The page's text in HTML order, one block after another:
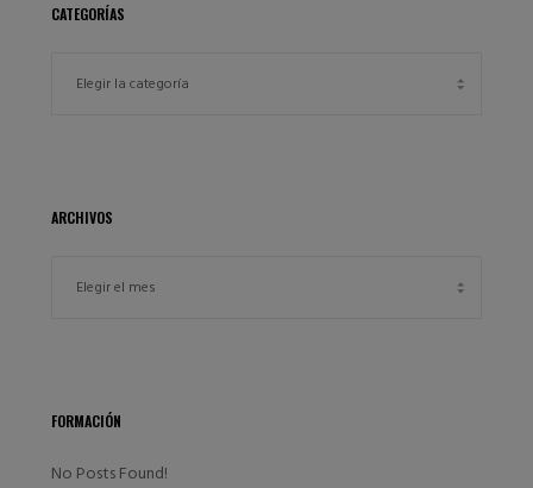
CATEGORÍAS
ARCHIVOS
FORMACIÓN
No Posts Found!